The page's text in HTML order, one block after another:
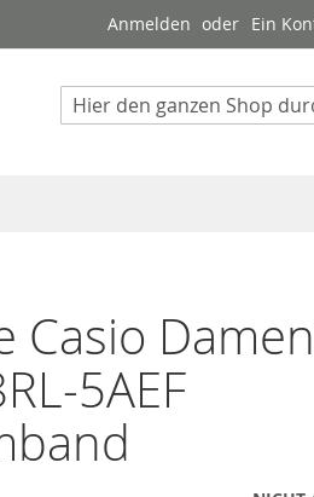
Anmelden Ein
Suche
Casio
5AEF